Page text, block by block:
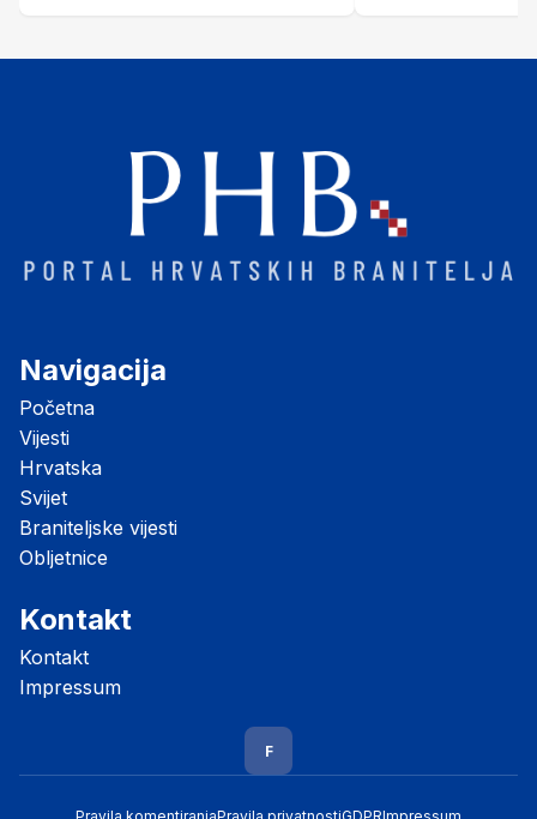
Navigacija
Početna
Vijesti
Hrvatska
Svijet
Braniteljske vijesti
Obljetnice
Kontakt
Kontakt
Impressum
F